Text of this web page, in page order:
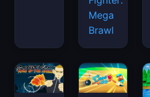
Mega
Brawl